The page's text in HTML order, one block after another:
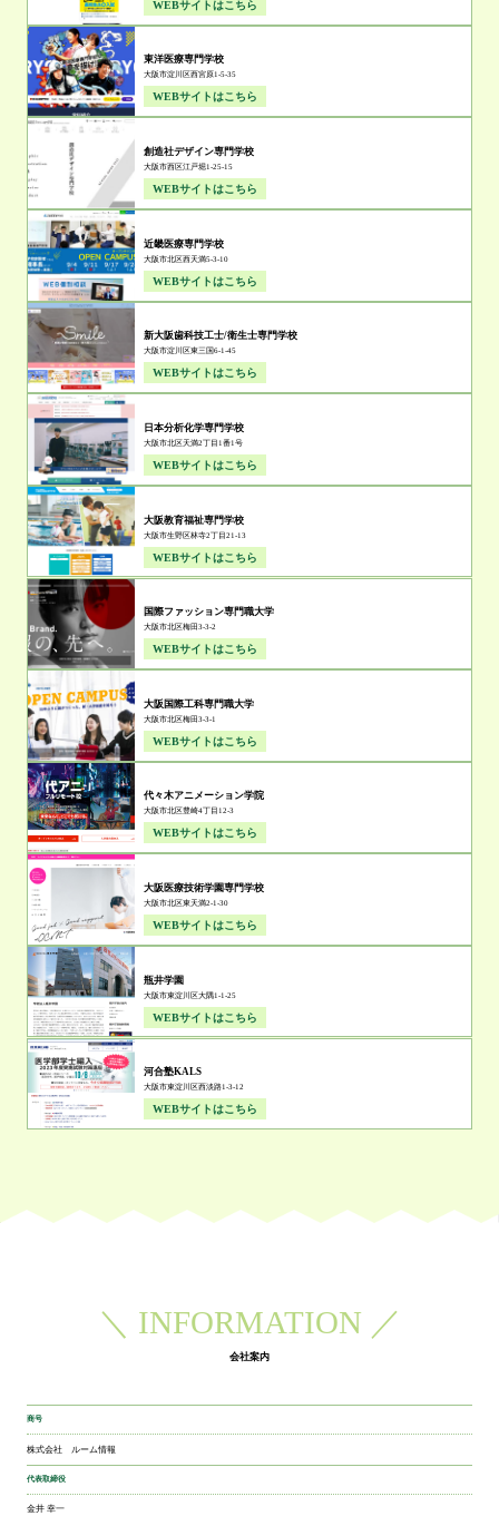
WEBサイトはこちら
東洋医療専門学校
大阪市淀川区西宮原1-5-35
WEBサイトはこちら
創造社デザイン専門学校
大阪市西区江戸堀1-25-15
WEBサイトはこちら
近畿医療専門学校
大阪市北区西天満5-3-10
WEBサイトはこちら
新大阪歯科技工士/衛生士専門学校
大阪市淀川区東三国6-1-45
WEBサイトはこちら
日本分析化学専門学校
大阪市北区天満2丁目1番1号
WEBサイトはこちら
大阪教育福祉専門学校
大阪市生野区林寺2丁目21-13
WEBサイトはこちら
国際ファッション専門職大学
大阪市北区梅田3-3-2
WEBサイトはこちら
大阪国際工科専門職大学
大阪市北区梅田3-3-1
WEBサイトはこちら
代々木アニメーション学院
大阪市北区豊崎4丁目12-3
WEBサイトはこちら
大阪医療技術学園専門学校
大阪市北区東天満2-1-30
WEBサイトはこちら
瓶井学園
大阪市東淀川区大隅1-1-25
WEBサイトはこちら
河合塾KALS
大阪市東淀川区西淡路1-3-12
WEBサイトはこちら
＼ INFORMATION ／
会社案内
商号
株式会社 ルーム情報
代表取締役
金井 幸一